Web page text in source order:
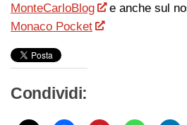
MonteCarloBlog
e anche sul
Monaco Pocket
Condividi: